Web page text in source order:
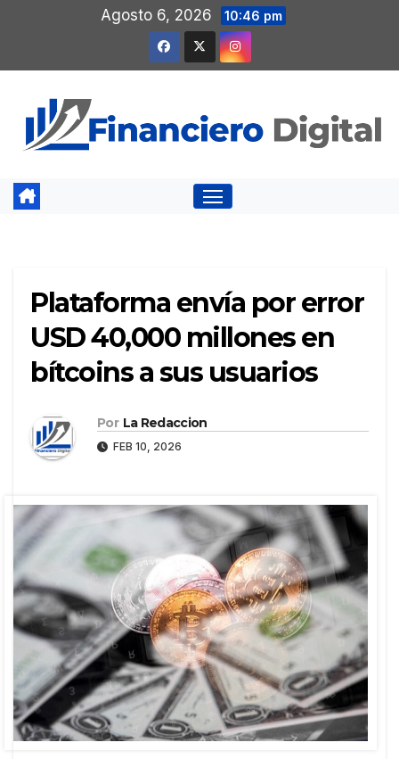
contenido
Agosto 6, 2026 10:46 pm
Plataforma envía por error
USD 40,000 millones en
bítcoins a sus usuarios
Por La Redaccion
FEB 10, 2026